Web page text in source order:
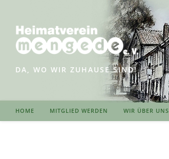
springen
DA, WO WIR ZUHAUSE SIND!
HOME MITGLIED WERDEN WIR ÜBER UNS